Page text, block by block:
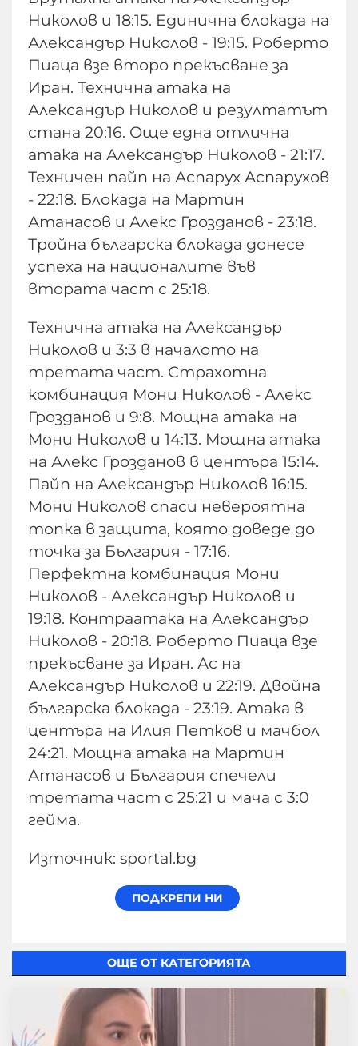
Николов и 18:15. Единична блокада на
Александър Николов - 19:15. Роберто
Пиаца взе второ прекъсване за
Иран. Технична атака на
Александър Николов и резултатът
стана 20:16. Още една отлична
атака на Александър Николов - 21:17.
Техничен пайп на Аспарух Аспарухов
- 22:18. Блокада на Мартин
Атанасов и Алекс Грозданов - 23:18.
Тройна българска блокада донесе
успеха на националите във
втората част с 25:18.
Технична атака на Александър
Николов и 3:3 в началото на
третата част. Страхотна
комбинация Мони Николов - Алекс
Грозданов и 9:8. Мощна атака на
Мони Николов и 14:13. Мощна атака
на Алекс Грозданов в центъра 15:14.
Пайп на Александър Николов 16:15.
Мони Николов спаси невероятна
топка в защита, която доведе до
точка за България - 17:16.
Перфектна комбинация Мони
Николов - Александър Николов и
19:18. Контраатака на Александър
Николов - 20:18. Роберто Пиаца взе
прекъсване за Иран. Ас на
Александър Николов и 22:19. Двойна
българска блокада - 23:19. Атака в
центъра на Илия Петков и мачбол
24:21. Мощна атака на Мартин
Атанасов и България спечели
третата част с 25:21 и мача с 3:0
гейма.
Източник: sportal.bg
ОЩЕ ОТ КАТЕГОРИЯТА